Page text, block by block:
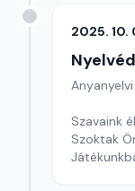
2025. 10.
Szavaink
Szoktak